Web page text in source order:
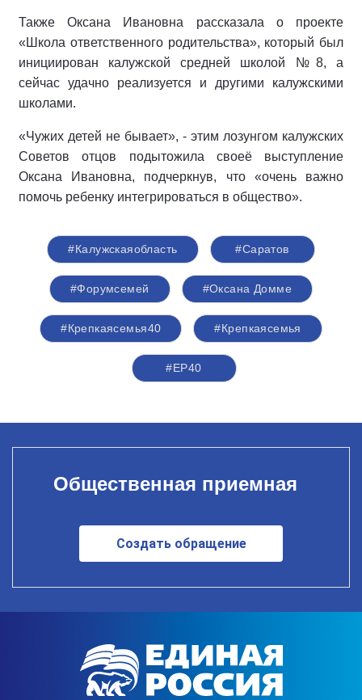
Также Оксана Ивановна рассказала о проекте
«Школа ответственного родительства», который был
инициирован калужской средней школой №8, а
сейчас удачно реализуется и другими калужскими
школами.
«Чужих детей не бывает», - этим лозунгом калужских
Советов отцов подытожила своеё выступление
Оксана Ивановна, подчеркнув, что «очень важно
помочь ребенку интегрироваться в общество».
#Калужскаяобласть #Саратов
#Форумсемей #Оксана Домме
#Крепкаясемья40 #Крепкаясемья
#ЕР40
Общественная приемная
Создать обращение